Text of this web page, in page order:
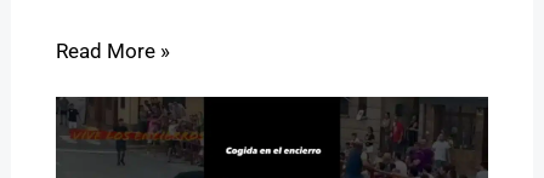
Read More »